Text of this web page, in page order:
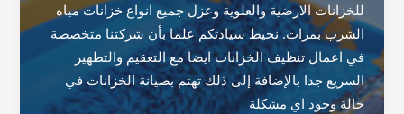
للخزانات الارضية والعلوية وعزل جميع انواع خزانات مياه
الشرب بمرات. نحيط سيادتكم علما بأن شركتنا متخصصة
في اعمال تنظيف الخزانات ايضا مع التعقيم والتطهير
السريع جدا بالإضافة إلى ذلك تهتم بصيانة الخزانات في
حالة وجود اي مشكلة